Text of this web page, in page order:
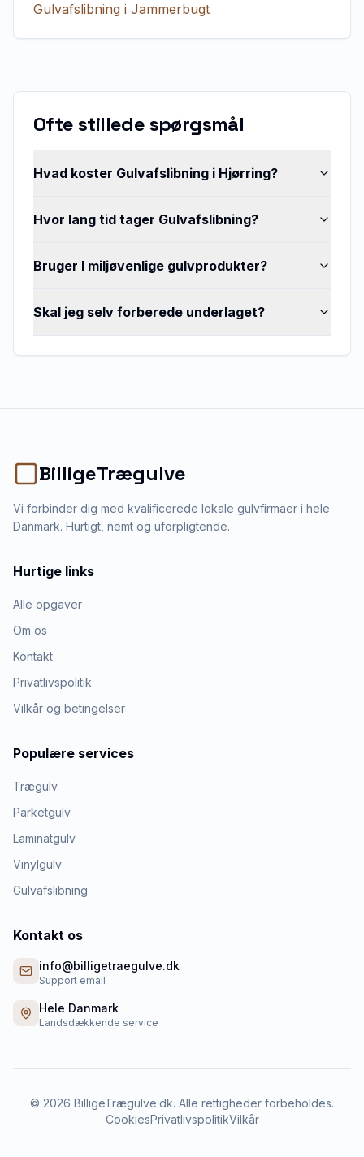
Gulvafslibning i Jammerbugt
Ofte stillede spørgsmål
Hvad koster Gulvafslibning i Hjørring?
Hvor lang tid tager Gulvafslibning?
Bruger I miljøvenlige gulvprodukter?
Skal jeg selv forberede underlaget?
BilligeTrægulve
Vi forbinder dig med kvalificerede lokale gulvfirmaer i hele
Danmark. Hurtigt, nemt og uforpligtende.
Hurtige links
Alle opgaver
Om os
Kontakt
Privatlivspolitik
Vilkår og betingelser
Populære services
Trægulv
Parketgulv
Laminatgulv
Vinylgulv
Gulvafslibning
Kontakt os
info@billigetraegulve.dk
Support email
Hele Danmark
Landsdækkende service
© 2026 BilligeTrægulve.dk. Alle rettigheder forbeholdes.
CookiesPrivatlivspolitikVilkår